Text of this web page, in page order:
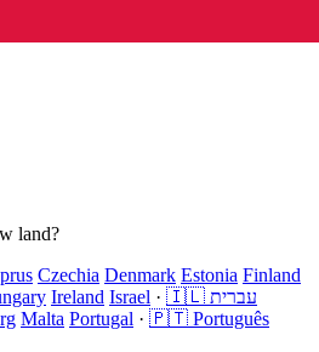
land?
Czechia Denmark Estonia Finland
Ireland Israel ·
🇮🇱 עברית
Malta Portugal · 🇵🇹 Português